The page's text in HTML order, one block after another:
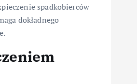
spadkobierców
dokładnego